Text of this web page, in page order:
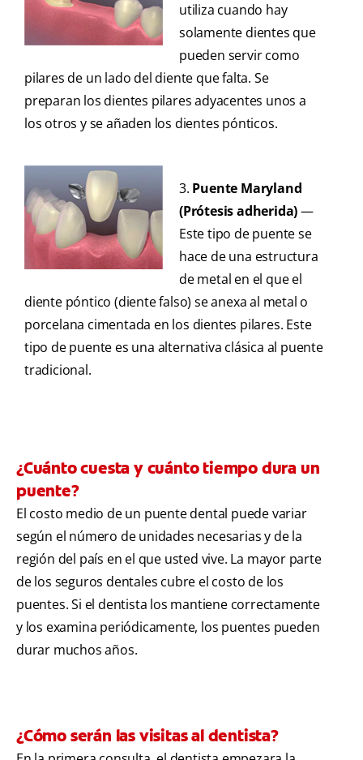
utiliza cuando hay
solamente dientes que
pueden servir como
pilares de un lado del diente que falta. Se
preparan los dientes pilares adyacentes unos a
los otros y se añaden los dientes pónticos.
3. Puente Maryland
(Prótesis adherida)—
Este tipo de puente se
hace de una estructura
de metal en el que el
diente póntico (diente falso) se anexa al metal o
porcelana cimentada en los dientes pilares. Este
tipo de puente es una alternativa clásica al puente
tradicional.
¿Cuánto cuesta y cuánto tiempo dura un
puente?
El costo medio de un puente dental puede variar
según el número de unidades necesarias y de la
región del país en el que usted vive. La mayor parte
de los seguros dentales cubre el costo de los
puentes. Si el dentista los mantiene correctamente
y los examina periódicamente, los puentes pueden
durar muchos años.
¿Cómo serán las visitas al dentista?